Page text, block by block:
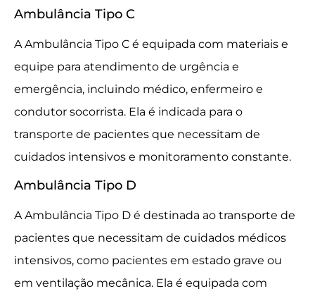
Ambulância Tipo C
A Ambulância Tipo C é equipada com materiais e
equipe para atendimento de urgência e
emergência, incluindo médico, enfermeiro e
condutor socorrista. Ela é indicada para o
transporte de pacientes que necessitam de
cuidados intensivos e monitoramento constante.
Ambulância Tipo D
A Ambulância Tipo D é destinada ao transporte de
pacientes que necessitam de cuidados médicos
intensivos, como pacientes em estado grave ou
em ventilação mecânica. Ela é equipada com